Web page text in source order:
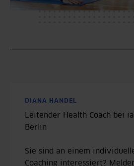
DIANA HANDEL
Leitender Health Coach bei
Berlin
Sie sind an einem
Coaching interessiert?